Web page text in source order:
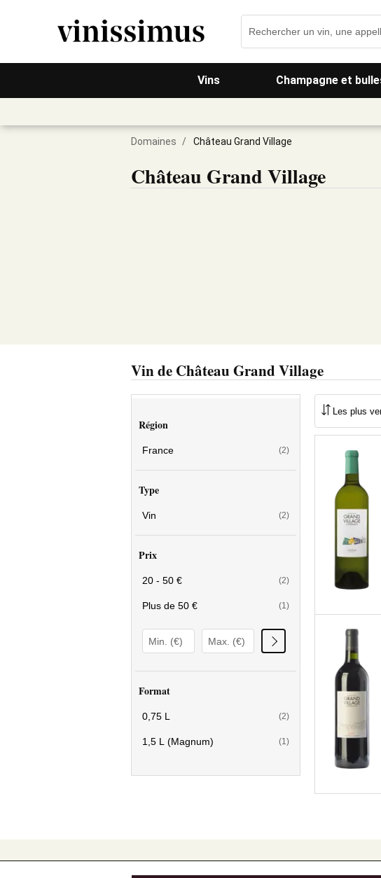
Vins Champagne et
Domaines / Château Grand Village
Château Grand Village
Vin de Château Grand Village
Région
France (2)
Type
Vin (2)
Prix
20 - 50 € (2)
Plus de 50 € (1)
Format
0,75 L (2)
1,5 L (Magnum) (1)